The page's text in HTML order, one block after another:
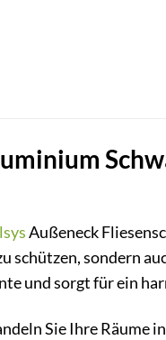
Außeneck
schützen, sondern
und sorgt für ein
Sie Ihre Räume